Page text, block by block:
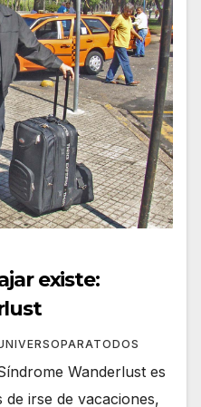
existe:
Wanderlust es
de irse de vacaciones,